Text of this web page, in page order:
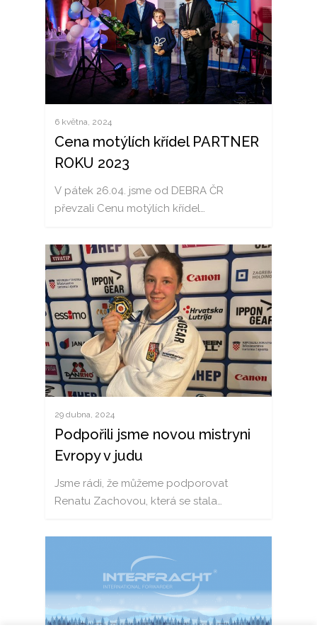
6 května, 2024
Cena motýlích křídel PARTNER
ROKU 2023
V pátek 26.04. jsme od DEBRA ČR
převzali Cenu motýlích křídel…
29 dubna, 2024
Podpořili jsme novou mistryni
Evropy v judu
Jsme rádi, že můžeme podporovat
Renatu Zachovou, která se stala…